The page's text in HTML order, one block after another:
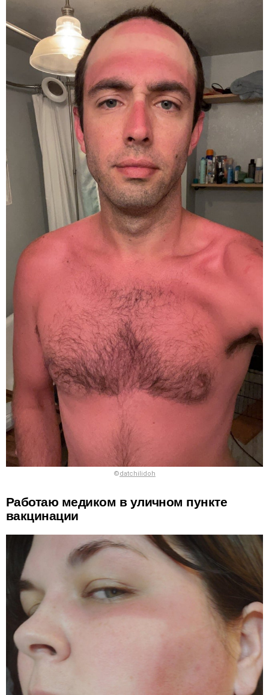
©datchilidoh
Работаю медиком в уличном пункте
вакцинации